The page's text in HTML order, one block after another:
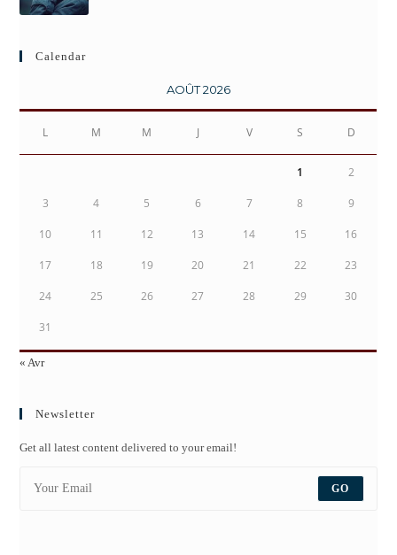
Calendar
AOÛT 2026
L M M J V S D
1 2
3 4 5 6 7 8 9
10 11 12 13 14 15 16
17 18 19 20 21 22 23
24 25 26 27 28 29 30
31
« Avr
Newsletter
Get all latest content delivered to your email!
GO